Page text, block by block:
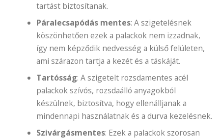
tartást biztosítanak.
Páralecsapódás mentes: A szigetelésnek
köszönhetően ezek a palackok nem izzadnak,
így nem képződik nedvesség a külső felületen,
ami szárazon tartja a kezét és a táskáját.
Tartósság: A szigetelt rozsdamentes acél
palackok szívós, rozsdaálló anyagokból
készülnek, biztosítva, hogy ellenálljanak a
mindennapi használatnak és a durva kezelésnek.
Szivárgásmentes: Ezek a palackok szorosan